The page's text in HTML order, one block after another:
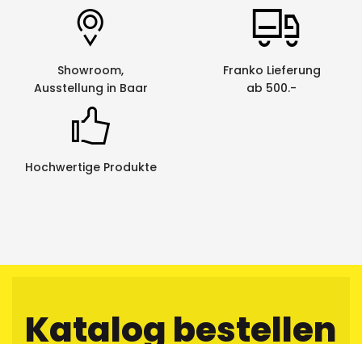
Showroom,
Ausstellung in Baar
Franko Lieferung
ab 500.-
Hochwertige Produkte
Katalog bestellen